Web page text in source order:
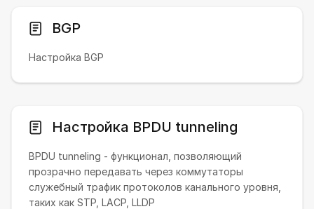
BGP
Настройка BGP
Настройка BPDU tunneling
BPDU tunneling - функционал, позволяющий
прозрачно передавать через коммутаторы
служебный трафик протоколов канального уровня,
таких как STP, LACP, LLDP